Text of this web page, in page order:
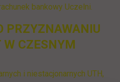
bankowy Uczelni.
PRZYZNAWANIU
W CZESNYM
i niestacjonarnych UTH,